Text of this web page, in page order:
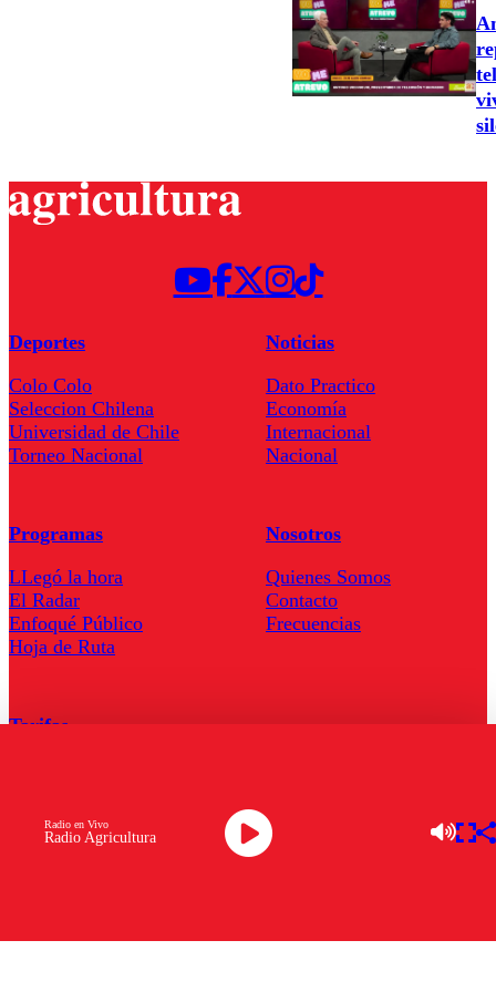
Radio Agricultura
Radio en Vivo
Deportes
Colo Colo
Seleccion Chilena
Universidad de Chile
Torneo Nacional
Noticias
Dato Practico
Economía
Internacional
Nacional
Programas
LLegó la hora
El Radar
Enfoqué Público
Hoja de Ruta
Nosotros
Quienes Somos
Contacto
Frecuencias
Tarifas
Descarga la APP